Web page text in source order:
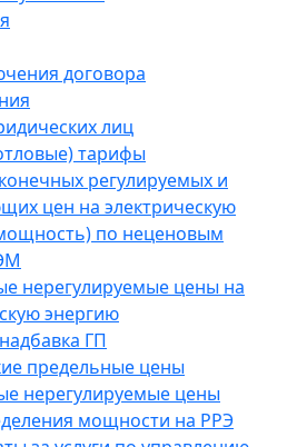
договора
лиц
тарифы
регулируемых и
цен на электрическую
по неценовым
нерегулируемые цены на
энергию
ГП
предельные цены
нерегулируемые цены
мощности на РРЭ